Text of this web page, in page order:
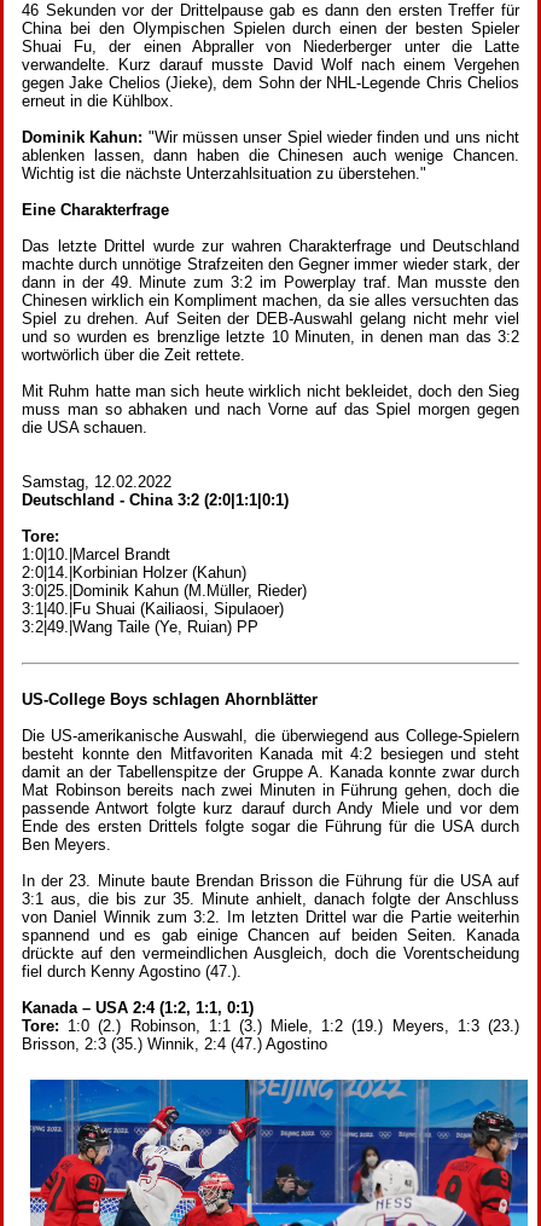
46 Sekunden vor der Drittelpause gab es dann den ersten Treffer für
China bei den Olympischen Spielen durch einen der besten Spieler
Shuai Fu, der einen Abpraller von Niederberger unter die Latte
verwandelte. Kurz darauf musste David Wolf nach einem Vergehen
gegen Jake Chelios (Jieke), dem Sohn der NHL-Legende Chris Chelios
erneut in die Kühlbox.
Dominik Kahun: "Wir müssen unser Spiel wieder finden und uns nicht
ablenken lassen, dann haben die Chinesen auch wenige Chancen.
Wichtig ist die nächste Unterzahlsituation zu überstehen."
Eine Charakterfrage
Das letzte Drittel wurde zur wahren Charakterfrage und Deutschland
machte durch unnötige Strafzeiten den Gegner immer wieder stark, der
dann in der 49. Minute zum 3:2 im Powerplay traf. Man musste den
Chinesen wirklich ein Kompliment machen, da sie alles versuchten das
Spiel zu drehen. Auf Seiten der DEB-Auswahl gelang nicht mehr viel
und so wurden es brenzlige letzte 10 Minuten, in denen man das 3:2
wortwörlich über die Zeit rettete.
Mit Ruhm hatte man sich heute wirklich nicht bekleidet, doch den Sieg
muss man so abhaken und nach Vorne auf das Spiel morgen gegen
die USA schauen.
Samstag, 12.02.2022
Deutschland - China 3:2 (2:0|1:1|0:1)
Tore:
1:0|10.|Marcel Brandt
2:0|14.|Korbinian Holzer (Kahun)
3:0|25.|Dominik Kahun (M.Müller, Rieder)
3:1|40.|Fu Shuai (Kailiaosi, Sipulaoer)
3:2|49.|Wang Taile (Ye, Ruian) PP
US-College Boys schlagen Ahornblätter
Die US-amerikanische Auswahl, die überwiegend aus College-Spielern
besteht konnte den Mitfavoriten Kanada mit 4:2 besiegen und steht
damit an der Tabellenspitze der Gruppe A. Kanada konnte zwar durch
Mat Robinson bereits nach zwei Minuten in Führung gehen, doch die
passende Antwort folgte kurz darauf durch Andy Miele und vor dem
Ende des ersten Drittels folgte sogar die Führung für die USA durch
Ben Meyers.
In der 23. Minute baute Brendan Brisson die Führung für die USA auf
3:1 aus, die bis zur 35. Minute anhielt, danach folgte der Anschluss
von Daniel Winnik zum 3:2. Im letzten Drittel war die Partie weiterhin
spannend und es gab einige Chancen auf beiden Seiten. Kanada
drückte auf den vermeindlichen Ausgleich, doch die Vorentscheidung
fiel durch Kenny Agostino (47.).
Kanada – USA 2:4 (1:2, 1:1, 0:1)
Tore: 1:0 (2.) Robinson, 1:1 (3.) Miele, 1:2 (19.) Meyers, 1:3 (23.)
Brisson, 2:3 (35.) Winnik, 2:4 (47.) Agostino